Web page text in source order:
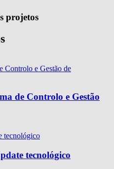
projetos
de Controlo e Gestão
tecnológico